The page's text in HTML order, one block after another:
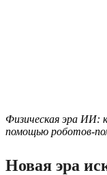
Физическая эра ИИ:
помощью роботов-
Новая эра